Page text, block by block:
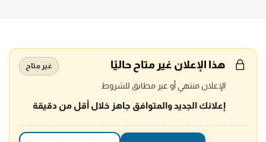
هذا الإعلان غير متاح حاليًا غير متاح
الإعلان منتهي أو غير مطابق للشروط
إعلانك الجديد والمتوافق جاهز خلال أقل من دقيقة